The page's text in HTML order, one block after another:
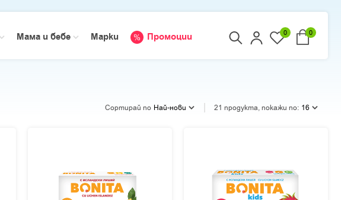
Мама и бебе Марки Промоции 0 0
Сортирай по Най-нови 21 продукта, покажи по: 16